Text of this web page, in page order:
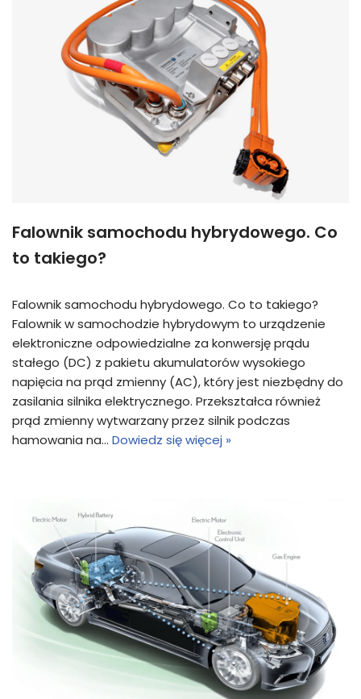
Falownik samochodu hybrydowego. Co
to takiego?
Falownik samochodu hybrydowego. Co to takiego?
Falownik w samochodzie hybrydowym to urządzenie
elektroniczne odpowiedzialne za konwersję prądu
stałego (DC) z pakietu akumulatorów wysokiego
napięcia na prąd zmienny (AC), który jest niezbędny do
zasilania silnika elektrycznego. Przekształca również
prąd zmienny wytwarzany przez silnik podczas
hamowania na… Dowiedz się więcej »